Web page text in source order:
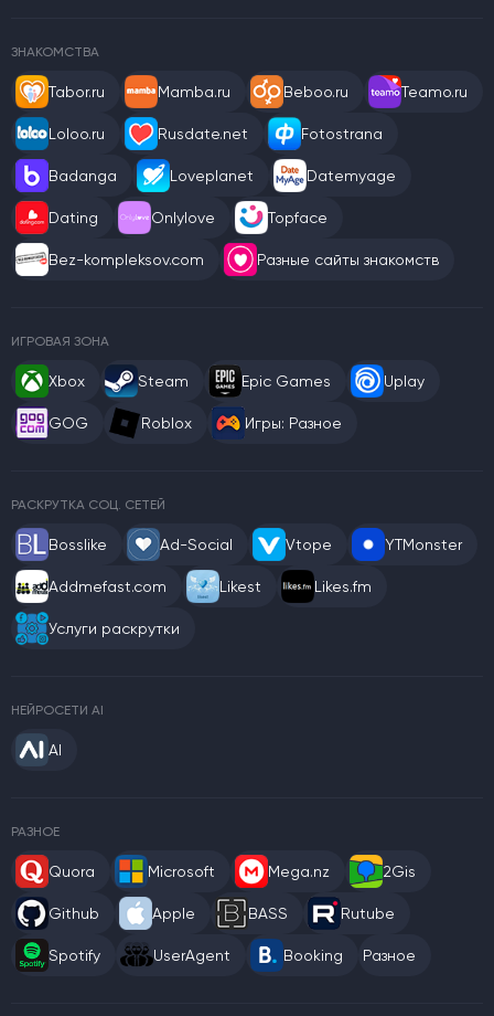
ЗНАКОМСТВА
Tabor.ru Mamba.ru Beboo.ru Teamo.ru
Loloo.ru Rusdate.net Fotostrana
Badanga Loveplanet Datemyage
Dating Onlylove Topface
Bez-kompleksov.com Разные сайты знакомств
ИГРОВАЯ ЗОНА
Xbox Steam Epic Games Uplay
GOG Roblox Игры: Разное
РАСКРУТКА СОЦ. СЕТЕЙ
Bosslike Ad-Social Vtope YTMonster
Addmefast.com Likest Likes.fm
Услуги раскрутки
НЕЙРОСЕТИ AI
AI
РАЗНОЕ
Quora Microsoft Mega.nz 2Gis
Github Apple BASS Rutube
Spotify UserAgent Booking Разное